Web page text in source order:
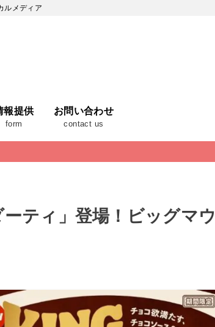
ルメディア
報提供
form
お問い合わせ
contact us
ティ」登場！ビッグマウ